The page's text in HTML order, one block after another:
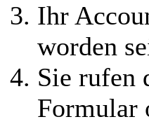
Ihr
worden
Sie rufen
Formular